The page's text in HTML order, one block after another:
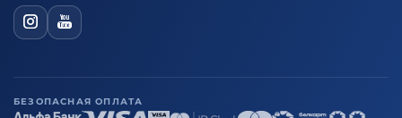
БЕЗОПАСНАЯ ОПЛАТА